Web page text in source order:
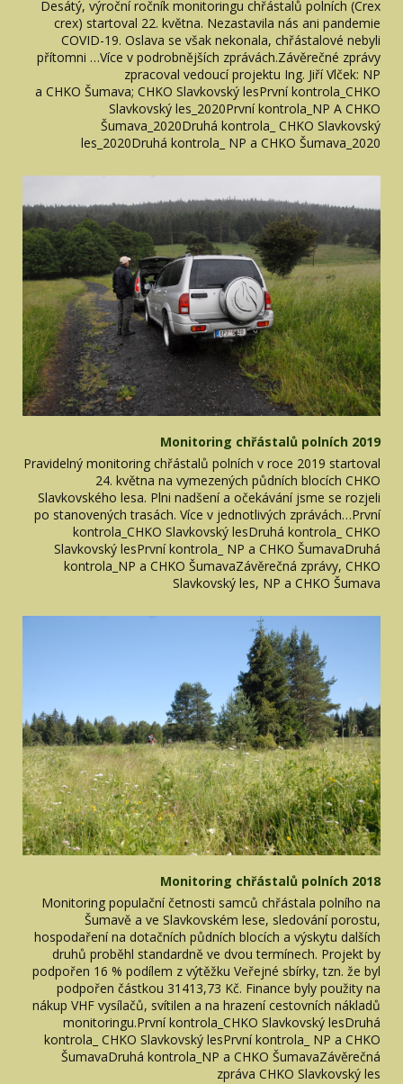
Desátý, výroční ročník monitoringu chřástalů polních (Crex
crex) startoval 22. května. Nezastavila nás ani pandemie
COVID-19. Oslava se však nekonala, chřástalové nebyli
přítomni …Více v podrobnějších zprávách.Závěrečné zprávy
zpracoval vedoucí projektu Ing. Jiří Vlček: NP
a CHKO Šumava; CHKO Slavkovský lesPrvní kontrola_CHKO
Slavkovský les_2020První kontrola_NP A CHKO
Šumava_2020Druhá kontrola_ CHKO Slavkovský
les_2020Druhá kontrola_ NP a CHKO Šumava_2020
Monitoring chřástalů polních 2019
Pravidelný monitoring chřástalů polních v roce 2019 startoval
24. května na vymezených půdních blocích CHKO
Slavkovského lesa. Plni nadšení a očekávání jsme se rozjeli
po stanovených trasách. Více v jednotlivých zprávách…První
kontrola_CHKO Slavkovský lesDruhá kontrola_ CHKO
Slavkovský lesPrvní kontrola_ NP a CHKO ŠumavaDruhá
kontrola_NP a CHKO ŠumavaZávěrečná zprávy, CHKO
Slavkovský les, NP a CHKO Šumava
Monitoring chřástalů polních 2018
Monitoring populační četnosti samců chřástala polního na
Šumavě a ve Slavkovském lese, sledování porostu,
hospodaření na dotačních půdních blocích a výskytu dalších
druhů proběhl standardně ve dvou termínech. Projekt by
podpořen 16 % podílem z výtěžku Veřejné sbírky, tzn. že byl
podpořen částkou 31413,73 Kč. Finance byly použity na
nákup VHF vysílačů, svítilen a na hrazení cestovních nákladů
monitoringu.První kontrola_CHKO Slavkovský lesDruhá
kontrola_ CHKO Slavkovský lesPrvní kontrola_ NP a CHKO
ŠumavaDruhá kontrola_NP a CHKO ŠumavaZávěrečná
zpráva CHKO Slavkovský les